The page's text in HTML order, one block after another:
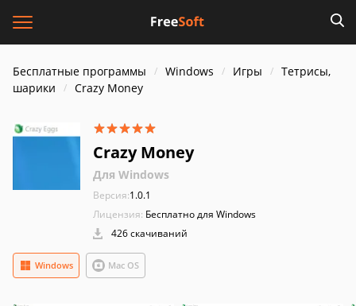
Бесплатные программы Windows Игры
Тетрисы,
шарики
Crazy Money
Crazy Money
Для Windows
Версия:1.0.1
Лицензия: Бесплатно для Windows
426 скачиваний
Mac OS
Windows